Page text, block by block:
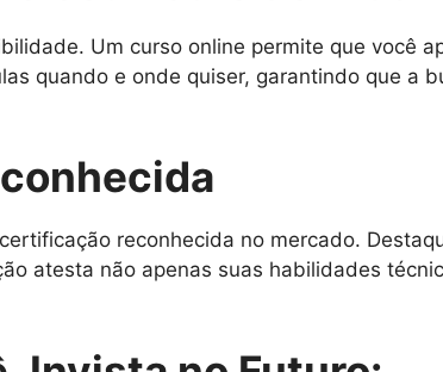
Um curso online permite que você
quando e onde quiser, garantindo que a
reconhecida no mercado.
atesta não apenas suas habilidades